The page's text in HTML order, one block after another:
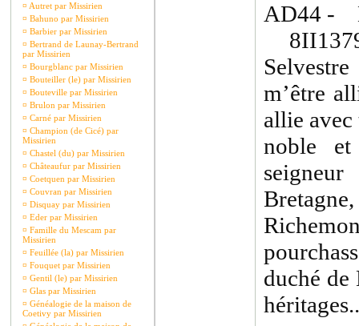
¤ Autret par Missirien
¤ Bahuno par Missirien
¤ Barbier par Missirien
¤ Bertrand de Launay-Bertrand
par Missirien
¤ Bourgblanc par Missirien
¤ Bouteiller (le) par Missirien
¤ Bouteville par Missirien
¤ Brulon par Missirien
¤ Carné par Missirien
¤ Champion (de Cicé) par
Missirien
¤ Chastel (du) par Missirien
¤ Châteaufur par Missirien
¤ Coetquen par Missirien
¤ Couvran par Missirien
¤ Disquay par Missirien
¤ Eder par Missirien
¤ Famille du Mescam par
Missirien
¤ Feuillée (la) par Missirien
¤ Fouquet par Missirien
¤ Gentil (le) par Missirien
¤ Glas par Missirien
¤ Généalogie de la maison de
Coetivy par Missirien
AD44 -
m’être
allie avec
noble
duché de